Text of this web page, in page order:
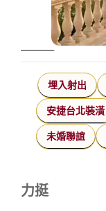
埋入射出
安捷台北裝潢
未婚聯誼
力挺